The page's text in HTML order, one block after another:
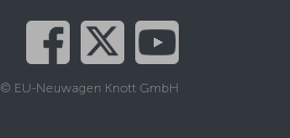
© EU-Neuwagen Knott GmbH